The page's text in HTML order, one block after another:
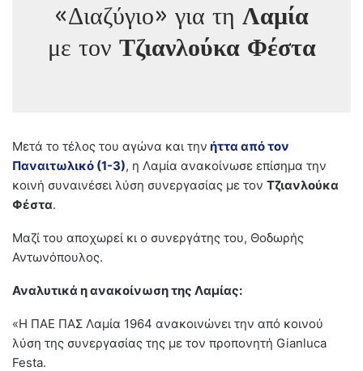
«Διαζύγιο» για τη Λαμία
με τον Τζιανλούκα Φέστα
Μετά το τέλος του αγώνα και την ήττα από τον
Παναιτωλικό (1-3), η Λαμία ανακοίνωσε επίσημα την
κοινή συναινέσει λύση συνεργασίας με τον Τζιανλούκα
Φέστα.
Μαζί του αποχωρεί κι ο συνεργάτης του, Θοδωρής
Αντωνόπουλος.
Αναλυτικά η ανακοίνωση της Λαμίας:
«Η ΠΑΕ ΠΑΣ Λαμία 1964 ανακοινώνει την από κοινού
λύση της συνεργασίας της με τον προπονητή Gianluca
Festa.